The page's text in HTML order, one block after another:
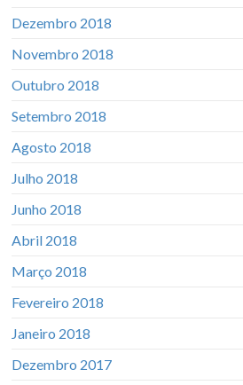
Dezembro 2018
Novembro 2018
Outubro 2018
Setembro 2018
Agosto 2018
Julho 2018
Junho 2018
Abril 2018
Março 2018
Fevereiro 2018
Janeiro 2018
Dezembro 2017